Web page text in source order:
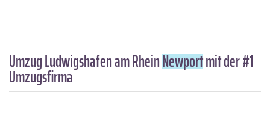
Umzug Ludwigshafen am RheinNewportmit der #1
Umzugsfirma